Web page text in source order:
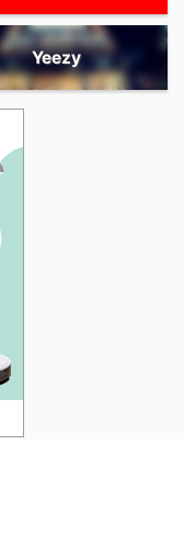
Yeezy